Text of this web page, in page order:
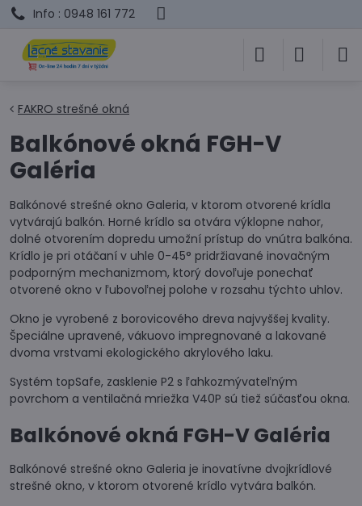
Info : 0948 161 772
FAKRO strešné okná
Balkónové okná FGH-V
Galéria
Balkónové strešné okno Galeria, v ktorom otvorené krídla
vytvárajú balkón. Horné krídlo sa otvára výklopne nahor,
dolné otvorením dopredu umožní prístup do vnútra balkóna.
Krídlo je pri otáčaní v uhle 0-45° pridržiavané inovačným
podporným mechanizmom, ktorý dovoľuje ponechať
otvorené okno v ľubovoľnej polohe v rozsahu týchto uhlov.
Okno je vyrobené z borovicového dreva najvyššej kvality.
Špeciálne upravené, vákuovo impregnované a lakované
dvoma vrstvami ekologického akrylového laku.
Systém topSafe, zasklenie P2 s ľahkozmývateľným
povrchom a ventilačná mriežka V40P sú tiež súčasťou okna.
Balkónové okná FGH-V Galéria
Balkónové strešné okno Galeria je inovatívne dvojkrídlové
strešné okno, v ktorom otvorené krídlo vytvára balkón.